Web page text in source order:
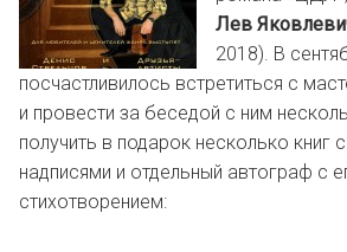
Лев
2018). В
посчастливилось встретиться с
и провести за беседой с ним
получить в подарок несколько книг
надписями и отдельный автограф с
стихотворением: